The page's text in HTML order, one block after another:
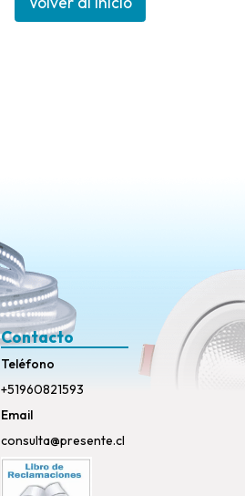
Contacto
Teléfono
+51960821593
Email
consulta@presente.cl